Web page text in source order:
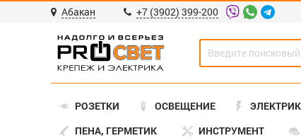
Абакан +7 (3902) 399-200
РОЗЕТКИ ОСВЕЩЕНИЕ
ПЕНА, ГЕРМЕТИК
ИНСТРУМЕНТ